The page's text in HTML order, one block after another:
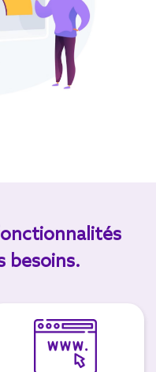
besoins.